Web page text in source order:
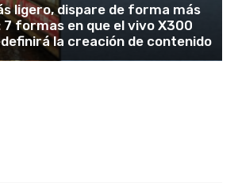
ligero, dispare de forma más
formas en que el vivo X300
la creación de contenido